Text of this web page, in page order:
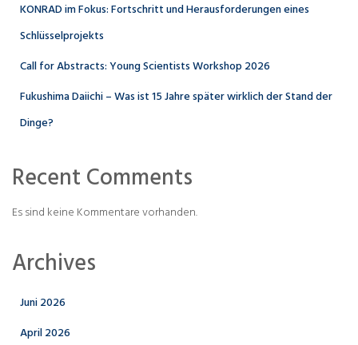
KONRAD im Fokus: Fortschritt und Herausforderungen eines
Schlüsselprojekts
Call for Abstracts: Young Scientists Workshop 2026
Fukushima Daiichi – Was ist 15 Jahre später wirklich der Stand der
Dinge?
Recent Comments
Es sind keine Kommentare vorhanden.
Archives
Juni 2026
April 2026